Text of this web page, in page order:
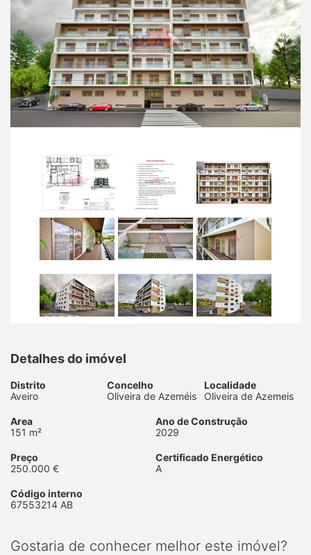
Detalhes do imóvel
Distrito
Aveiro
Concelho
Oliveira de Azeméis
Localidade
Oliveira de Azemeis
Area
151 m²
Ano de Construção
2029
Preço
250.000 €
Certificado Energético
A
Código interno
67553214 AB
Gostaria de conhecer melhor este imóvel?